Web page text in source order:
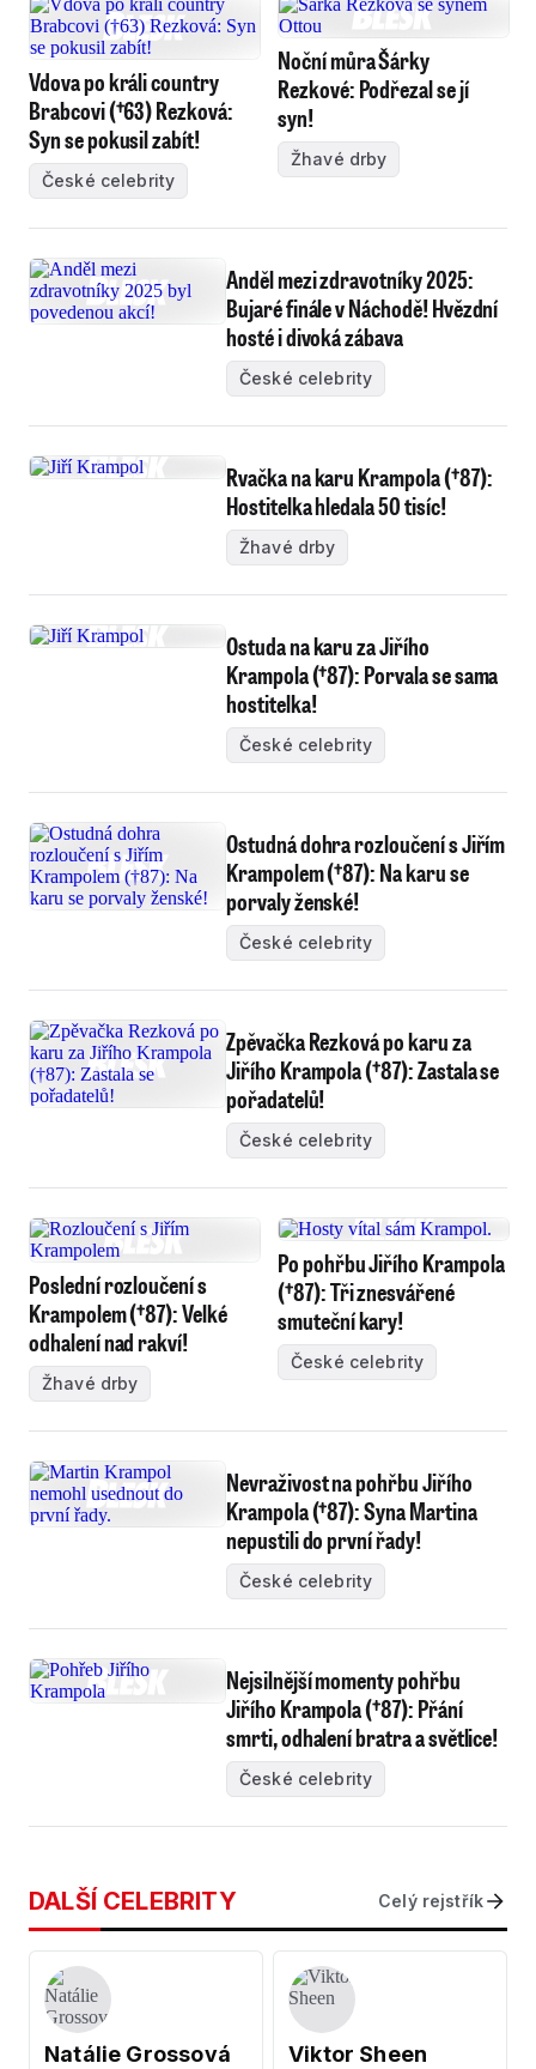
Vdova po králi country
Brabcovi (†63) Rezková:
Syn se pokusil zabít!
České celebrity
Noční můra Šárky
Rezkové: Podřezal se jí
syn!
Žhavé drby
Anděl mezi zdravotníky 2025:
Bujaré finále v Náchodě! Hvězdní
hosté i divoká zábava
České celebrity
Rvačka na karu Krampola (†87):
Hostitelka hledala 50 tisíc!
Žhavé drby
Ostuda na karu za Jiřího
Krampola (†87): Porvala se sama
hostitelka!
České celebrity
Ostudná dohra rozloučení s Jiřím
Krampolem (†87): Na karu se
porvaly ženské!
České celebrity
Zpěvačka Rezková po karu za
Jiřího Krampola (†87): Zastala se
pořadatelů!
České celebrity
Poslední rozloučení s
Krampolem (†87): Velké
odhalení nad rakví!
Žhavé drby
Po pohřbu Jiřího Krampola
(†87): Tři znesvářené
smuteční kary!
České celebrity
Nevraživost na pohřbu Jiřího
Krampola (†87): Syna Martina
nepustili do první řady!
České celebrity
Nejsilnější momenty pohřbu
Jiřího Krampola (†87): Přání
smrti, odhalení bratra a světlice!
České celebrity
DALŠÍ CELEBRITY Celý rejstřík
Natálie Grossová Viktor Sheen